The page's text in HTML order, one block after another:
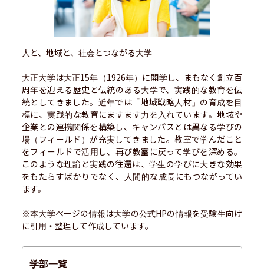
人と、地域と、社会とつながる大学
大正大学は大正15年（1926年）に開学し、まもなく創立百
周年を迎える歴史と伝統のある大学で、実践的な教育を伝
統としてきました。近年では「地域戦略人材」の育成を目
標に、実践的な教育にますます力を入れています。地域や
企業との連携関係を構築し、キャンパスとは異なる学びの
場（フィールド）が充実してきました。教室で学んだこと
をフィールドで活用し、再び教室に戻って学びを深める。
このような理論と実践の往還は、学生の学びに大きな効果
をもたらすばかりでなく、人間的な成長にもつながってい
ます。
※本大学ページの情報は大学の公式HPの情報を受験生向け
に引用・整理して作成しています。
学部一覧